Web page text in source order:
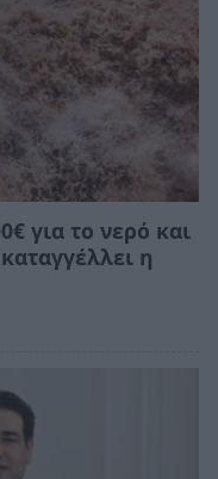
για το νερό και
η